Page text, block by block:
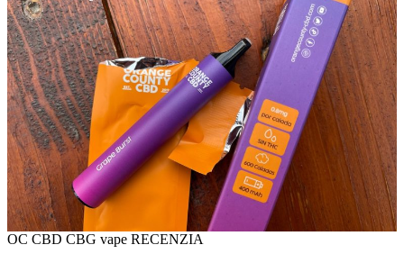
OC CBD CBG vape RECENZIA